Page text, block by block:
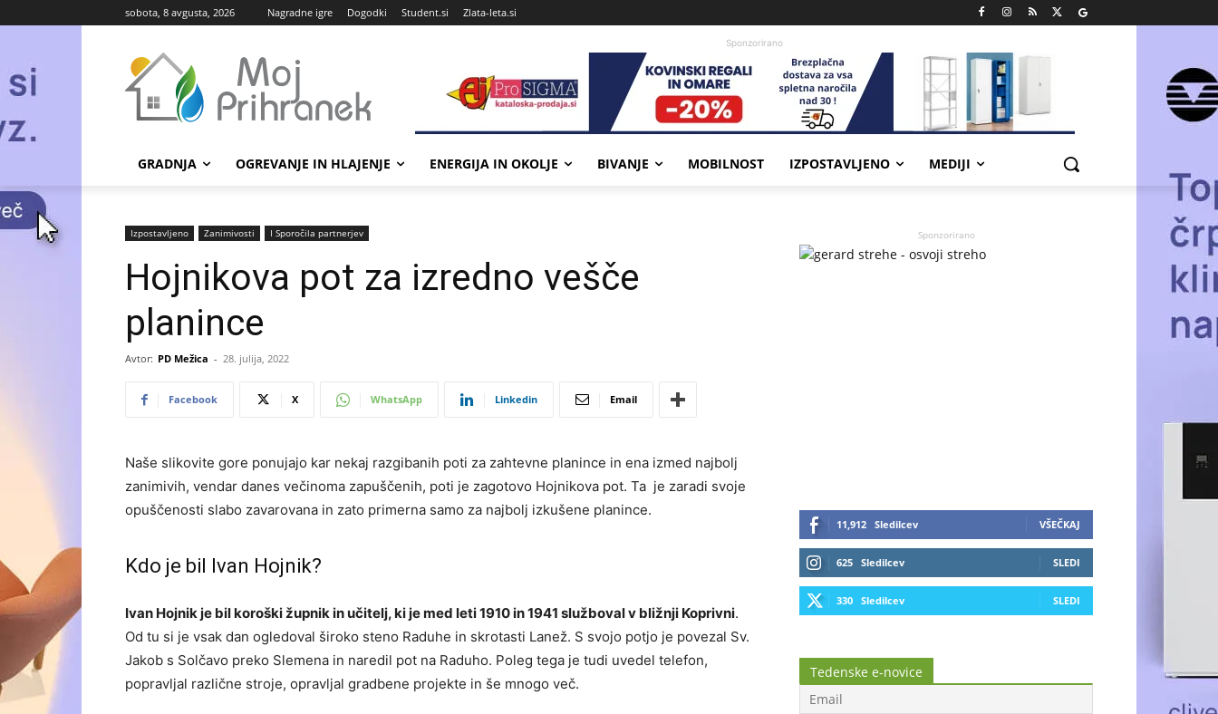
sobota, 8 avgusta, 2026 Nagradne igre Dogodki Student.si Zlata-leta.si
Sponzorirano
GRADNJA OGREVANJE IN HLAJENJE ENERGIJA IN OKOLJE BIVANJE MOBILNOST IZPOSTAVLJENO MEDIJI
Izpostavljeno Zanimivosti Ι Sporočila partnerjev
Hojnikova pot za izredno vešče
planince
Avtor: PD Mežica - 28. julija, 2022
Facebook X WhatsApp Linkedin Email
Naše slikovite gore ponujajo kar nekaj razgibanih poti za zahtevne planince in ena izmed najbolj
zanimivih, vendar danes večinoma zapuščenih, poti je zagotovo Hojnikova pot. Ta je zaradi svoje
opuščenosti slabo zavarovana in zato primerna samo za najbolj izkušene planince.
Kdo je bil Ivan Hojnik?
Ivan Hojnik je bil koroški župnik in učitelj, ki je med leti 1910 in 1941 služboval v bližnji Koprivni.
Od tu si je vsak dan ogledoval široko steno Raduhe in skrotasti Lanež. S svojo potjo je povezal Sv.
Jakob s Solčavo preko Slemena in naredil pot na Raduho. Poleg tega je tudi uvedel telefon,
popravljal različne stroje, opravljal gradbene projekte in še mnogo več.
Sponzorirano
11,912 Sledilcev VŠEČKAJ
625 Sledilcev SLEDI
330 Sledilcev SLEDI
Tedenske e-novice